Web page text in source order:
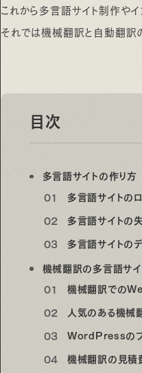
これから多言語サイト制作やイ
それでは機械翻訳と自動翻訳
目次
多言語サイトの作り方
多言語サイトの
多言語サイトの
多言語サイトの
機械翻訳の多言語サイ
機械翻訳での
人気のある機械
WordPressの
機械翻訳の見積